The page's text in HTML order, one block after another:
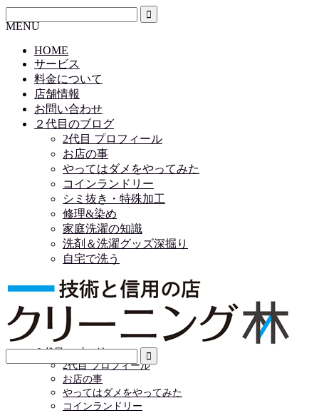
MENU
HOME
サービス
料金について
店舗情報
お問い合わせ
２代目のブログ
2代目 プロフィール
お店の事
やってはダメをやってみた
コインランドリー
シミ抜き・特殊加工
修理&染め
家庭洗濯の知識
洗剤＆洗濯グッズ深掘り
自宅で洗う
HOME
サービス
料金について
店舗情報
お問い合わせ
２代目のブログ
2代目 プロフィール
お店の事
やってはダメをやってみた
コインランドリー